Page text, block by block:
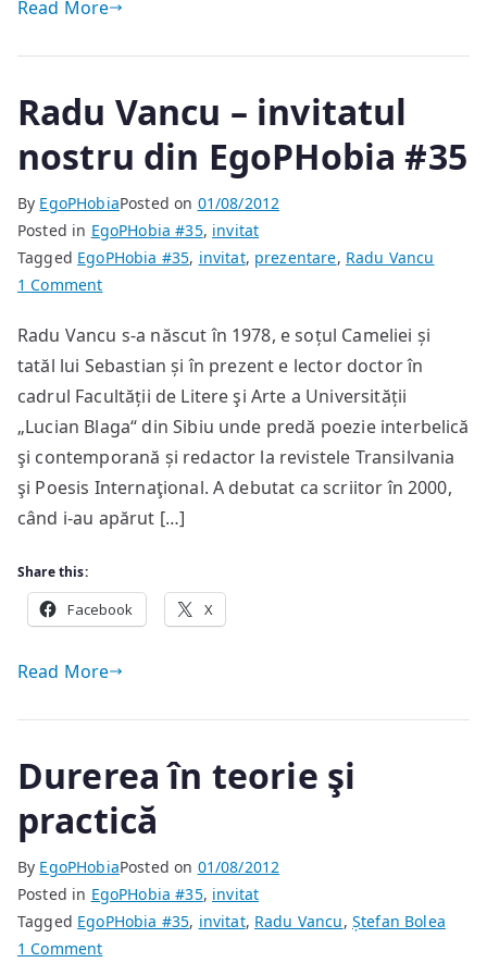
Read More
Radu Vancu – invitatul
nostru din EgoPHobia #35
By EgoPHobiaPosted on 01/08/2012
Posted in EgoPHobia #35, invitat
Tagged EgoPHobia #35, invitat, prezentare, Radu Vancu
1 Commenton
Vancu
–
invitatul
nostru
EgoPHobia
#35
Radu Vancu s-a născut în 1978, e soțul Cameliei și
tatăl lui Sebastian și în prezent e lector doctor în
cadrul Facultății de Litere şi Arte a Universității
„Lucian Blaga“ din Sibiu unde predă poezie interbelică
şi contemporană și redactor la revistele Transilvania
şi Poesis Internaţional. A debutat ca scriitor în 2000,
când i-au apărut […]
Share this:
Facebook X
Read More
Durerea în teorie şi
practică
By EgoPHobiaPosted on 01/08/2012
Posted in EgoPHobia #35, invitat
Tagged EgoPHobia #35, invitat, Radu Vancu, Ștefan Bolea
1 Commenton